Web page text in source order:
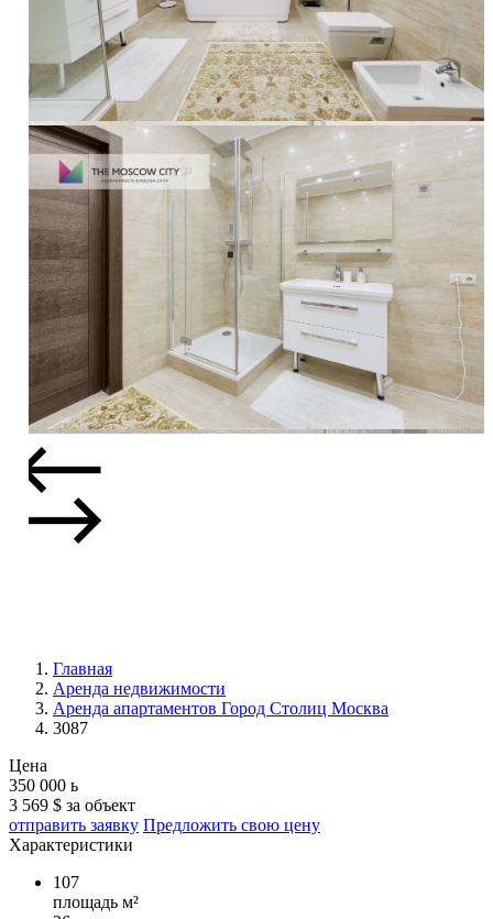
Главная
Аренда недвижимости
Аренда апартаментов Город Столиц Москва
3087
Цена
350 000 ь
3 569 $ за объект
отправить заявку Предложить свою цену
Характеристики
107
площадь м²